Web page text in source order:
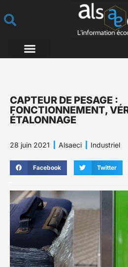
CAPTEUR DE PESAGE :
FONCTIONNEMENT,
ÉTALONNAGE
28 juin 2021 Alsaeci Industriel
Facebook Twitter